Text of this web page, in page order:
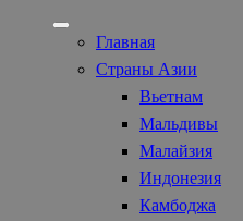
Главная
Страны Азии
Вьетнам
Мальдивы
Малайзия
Индонезия
Камбоджа